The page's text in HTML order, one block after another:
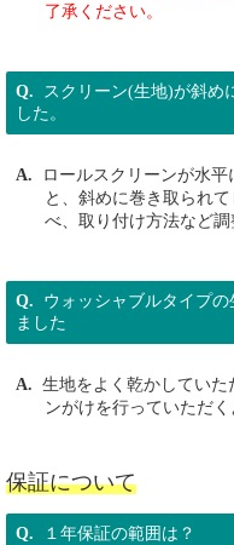
了承ください。
スクリーン(生地)が斜め
した。
ロールスクリーンが水
と、斜めに巻き取られ
べ、取り付け方法など調
ウォッシャブルタイプ
ました
生地をよく乾かしてい
ンがけを行っていただく
保証について
１年保証の範囲は？